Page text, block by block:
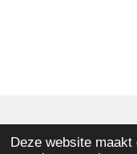
Deze website
© 2025 - 2026